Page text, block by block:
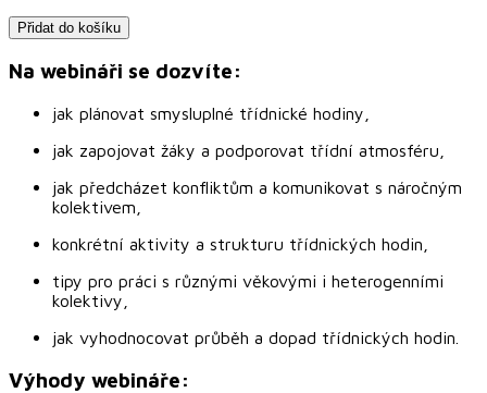
Přidat do košíku
Na webináři se dozvíte:
jak plánovat smysluplné třídnické hodiny,
jak zapojovat žáky a podporovat třídní atmosféru,
jak předcházet konfliktům a komunikovat s náročným
kolektivem,
konkrétní aktivity a strukturu třídnických hodin,
tipy pro práci s různými věkovými i heterogenními
kolektivy,
jak vyhodnocovat průběh a dopad třídnických hodin.
Výhody webináře: